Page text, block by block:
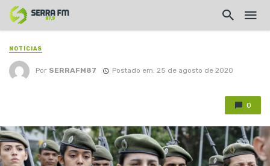
NOTÍCIAS
Por SERRAFM87 Postado em: 25 de agosto de 2020
0